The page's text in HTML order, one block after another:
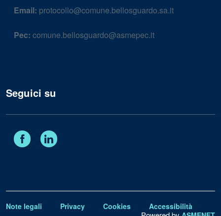
Email: protocollo@comune.bellosguardo.sa.it
Pec: comune.bellosguardo@asmepec.it
Seguici su
Facebook
Note legali Privacy Cookies Accessibilità